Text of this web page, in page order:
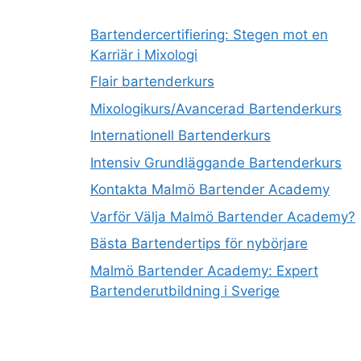
Bartendercertifiering: Stegen mot en
Karriär i Mixologi
Flair bartenderkurs
Mixologikurs/Avancerad Bartenderkurs
Internationell Bartenderkurs
Intensiv Grundläggande Bartenderkurs
Kontakta Malmö Bartender Academy
Varför Välja Malmö Bartender Academy?
Bästa Bartendertips för nybörjare
Malmö Bartender Academy: Expert
Bartenderutbildning i Sverige